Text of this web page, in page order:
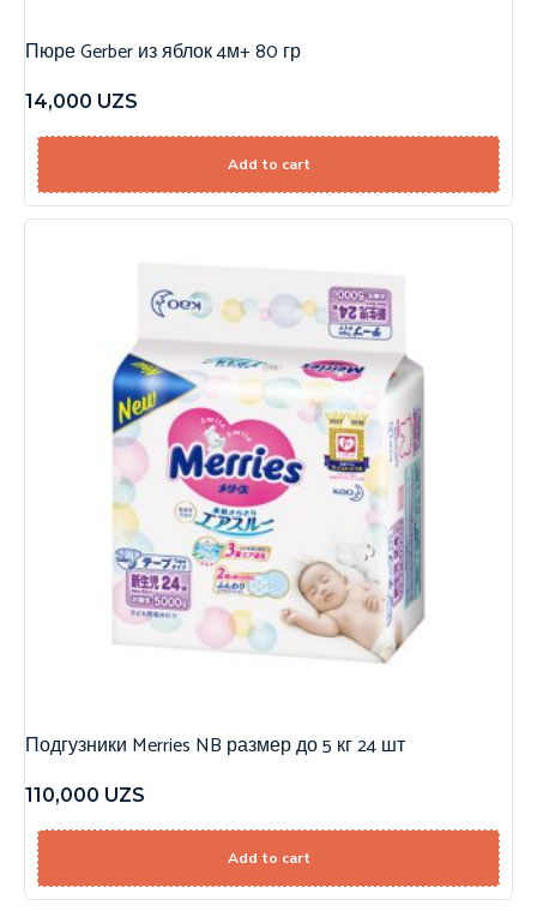
Пюре Gerber из яблок 4м+ 80 гр
14,000 UZS
Add to cart
Подгузники Merries NB размер до 5 кг 24 шт
110,000 UZS
Add to cart